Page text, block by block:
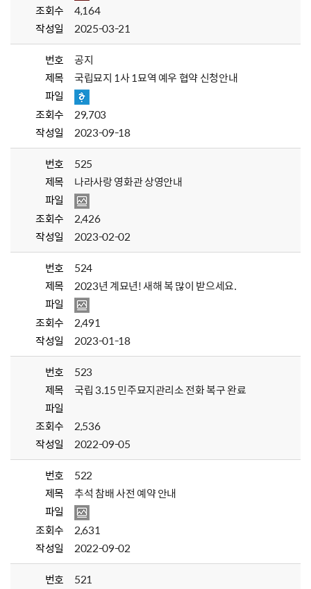
조회수
4,164
작성일
2025-03-21
번호
공지
제목
국립묘지 1사 1묘역 예우 협약 신청안내
파일
조회수
29,703
작성일
2023-09-18
번호
525
제목
나라사랑 영화관 상영안내
파일
조회수
2,426
작성일
2023-02-02
번호
524
제목
2023년 계묘년! 새해 복 많이 받으세요.
파일
조회수
2,491
작성일
2023-01-18
번호
523
제목
국립 3.15 민주묘지관리소 전화 복구 완료
파일
조회수
2,536
작성일
2022-09-05
번호
522
제목
추석 참배 사전 예약 안내
파일
조회수
2,631
작성일
2022-09-02
번호
521